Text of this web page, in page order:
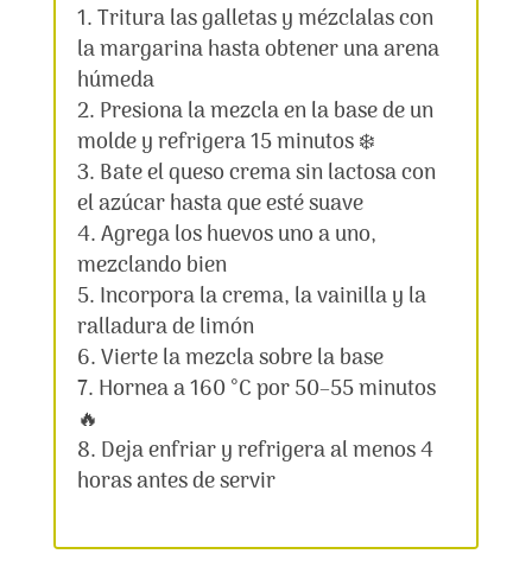
Tritura las galletas y mézclalas con
la margarina hasta obtener una arena
húmeda
Presiona la mezcla en la base de un
molde y refrigera 15 minutos ❄️
Bate el queso crema sin lactosa con
el azúcar hasta que esté suave
Agrega los huevos uno a uno,
mezclando bien
Incorpora la crema, la vainilla y la
ralladura de limón
Vierte la mezcla sobre la base
Hornea a 160 °C por 50–55 minutos
🔥
Deja enfriar y refrigera al menos 4
horas antes de servir